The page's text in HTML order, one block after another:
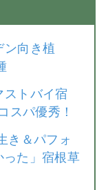
ン向き植
ストバイ宿
スパ優秀！
き＆パフォ
った」宿根草